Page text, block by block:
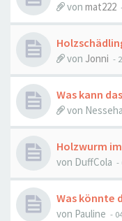
von mat222
von Jonni -
Was kann
von
Holzwurm
von DuffCola -
Was könnte
von Pauline -